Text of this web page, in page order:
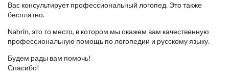
Вас консультирует профессиональный логопед. Это также
бесплатно.
Nahrin, это то место, в котором мы окажем вам качественную
профессиональную помощь по логопедии и русскому языку.
Будем рады вам помочь!
Спасибо!